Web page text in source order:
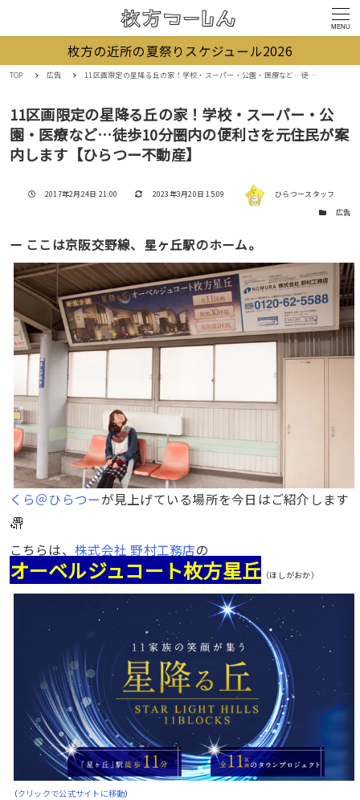
MENU
枚方の近所の夏祭りスケジュール2026
TOP 広告 11区画限定の星降る丘の家！学校・スーパー・公園・医療など…徒歩10分圏内の便利さを元住民が案内します【ひらつー不動産】
11区画限定の星降る丘の家！学校・スーパー・公
園・医療など…徒歩10分圏内の便利さを元住民が案
内します【ひらつー不動産】
投稿日
2017年2月24日 21:00 更新日
2023年3月20日 15:09 著者
ひらつースタッフ
カテゴリー
広告
ー ここは京阪交野線、星ヶ丘駅のホーム。
くら＠ひらつーが見上げている場所を今日はご紹介します
こちらは、 株式会社 野村工務店の
オーベルジュコート枚方星丘 （ほしがおか）
（クリックで公式サイトに移動）